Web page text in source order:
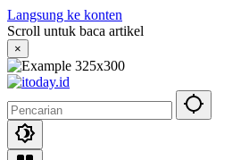
Langsung ke konten
Scroll untuk baca artikel
×